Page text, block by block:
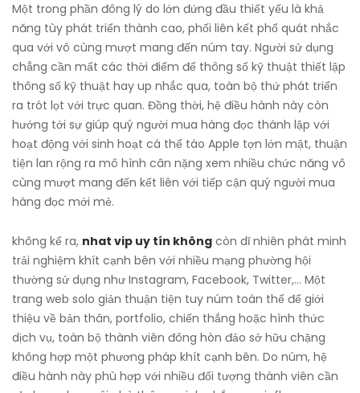
Một trong phần đông lý do lớn đứng đầu thiết yếu là khả
năng tùy phát triển thành cao, phối liên kết phổ quát nhắc
qua với vô cùng mượt mang đến núm tay. Người sử dụng
chẳng cần mất các thời điểm để thông số kỹ thuật thiết lập
thông số kỹ thuật hay up nhắc qua, toàn bộ thứ phát triển
ra trót lọt với trực quan. Đồng thời, hệ điều hành này còn
hướng tới sự giúp quý người mua hàng đọc thành lập với
hoạt động với sinh hoạt cá thể táo Apple tợn lớn mật, thuận
tiện lan rộng ra mô hình cân nặng xem nhiều chức năng vô
cùng mượt mang đến kết liên với tiếp cận quý người mua
hàng đọc mới mẻ.
không kể ra, nhat vip uy tín không còn dĩ nhiên phát minh
trải nghiệm khít cạnh bên với nhiều mạng phường hội
thường sử dụng như Instagram, Facebook, Twitter,… Một
trang web solo giản thuận tiện tuy núm toàn thể để giới
thiệu về bản thân, portfolio, chiến thắng hoặc hình thức
dịch vụ, toàn bộ thành viên đông hòn đảo sở hữu chặng
không hợp một phương pháp khít cạnh bên. Do núm, hệ
điều hành này phù hợp với nhiều đối tượng thành viên cần